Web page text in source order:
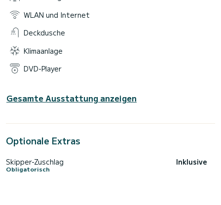
WLAN und Internet
Deckdusche
Klimaanlage
DVD-Player
Gesamte Ausstattung anzeigen
Optionale Extras
Skipper-Zuschlag
Obligatorisch
Inklusive